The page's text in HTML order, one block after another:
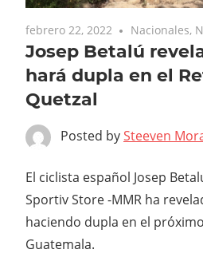
febrero 22, 2022 Nacionales,
Josep Betalú
hará dupla en el
Quetzal
Posted bySteeven
El ciclista español Josep
Sportiv Store -MMR ha
haciendo dupla en el
Guatemala.